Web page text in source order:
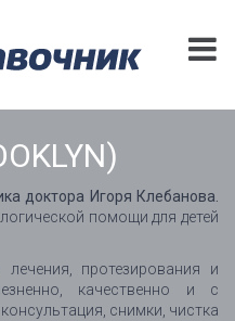
доктора Игоря Клебанова.
помощи для детей
протезирования и
качественно и с
снимки, чистка